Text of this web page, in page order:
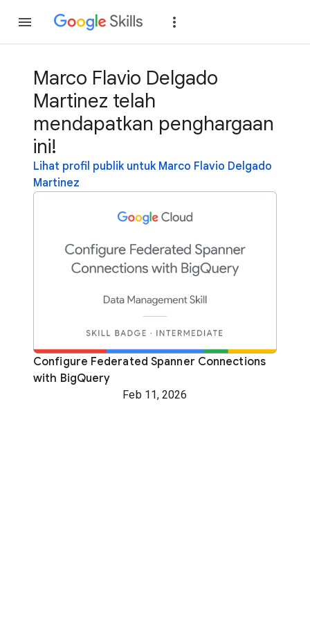
Marco Flavio Delgado
Martinez telah
mendapatkan penghargaan
ini!
Lihat profil publik untuk Marco Flavio Delgado
Martinez